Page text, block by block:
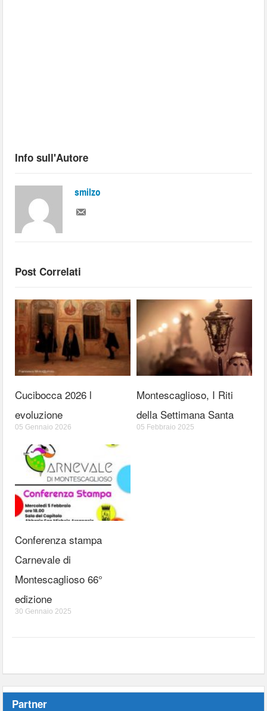
Info sull'Autore
smilzo
Post Correlati
Cucibocca 2026 l
evoluzione
05 Gennaio 2026
Montescaglioso, I Riti
della Settimana Santa
05 Febbraio 2025
Conferenza stampa
Carnevale di
Montescaglioso 66°
edizione
30 Gennaio 2025
Partner